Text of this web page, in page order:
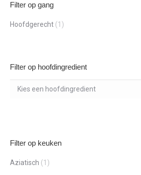
Filter op gang
Hoofdgerecht (1)
Filter op hoofdingredient
Filter op keuken
Aziatisch (1)